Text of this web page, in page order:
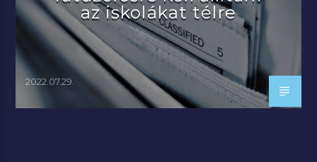
az iskolákat télre
2022.07.29.